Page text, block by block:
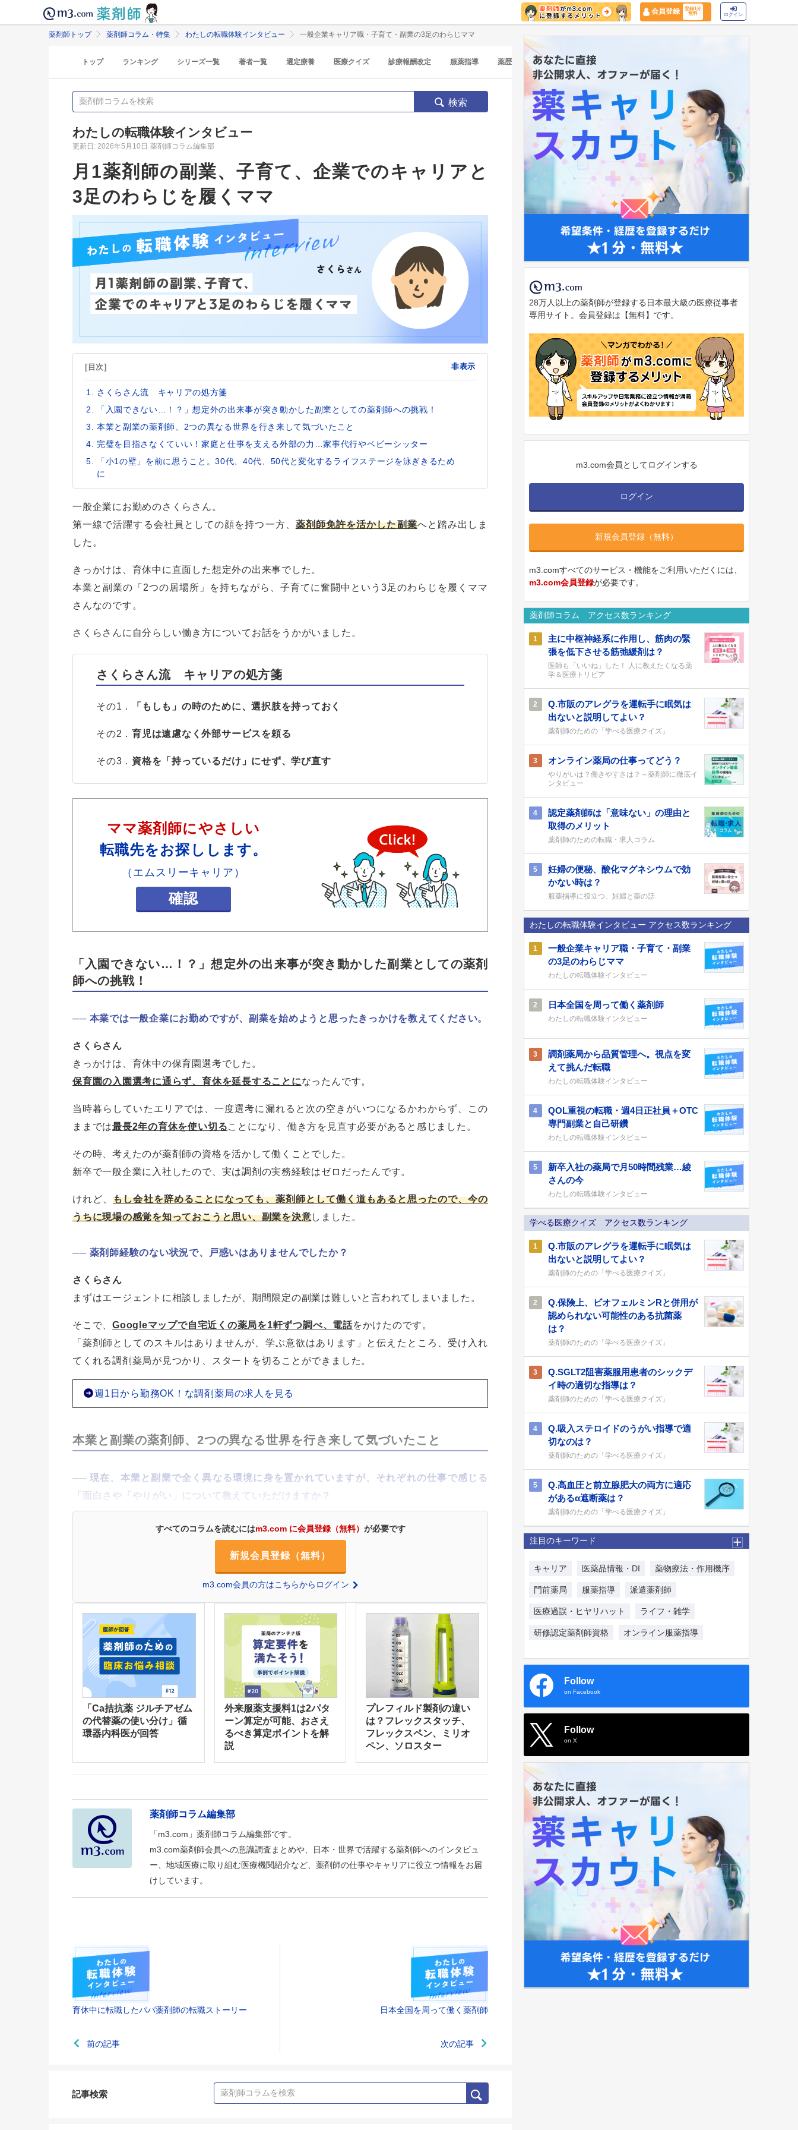
会員登録
登録1分
無料
ログイン
薬剤師トップ 薬剤師コラム・特集 わたしの転職体験インタビュー 一般企業キャリア職・子育て・副業の3足のわらじママ
トップ ランキング シリーズ一覧 著者一覧 選定療養 医療クイズ 診療報酬改定 服薬指導 薬歴 マイナ保険証
検索
わたしの転職体験インタビュー
更新日: 2026年5月10日 薬剤師コラム編集部
月1薬剤師の副業、子育て、企業でのキャリアと
3足のわらじを履くママ
[目次] 非表示
さくらさん流 キャリアの処方箋
「入園できない…！？」想定外の出来事が突き動かした副業としての薬剤師への挑戦！
本業と副業の薬剤師、2つの異なる世界を行き来して気づいたこと
完璧を目指さなくていい！家庭と仕事を支える外部の力…家事代行やベビーシッター
「小1の壁」を前に思うこと。30代、40代、50代と変化するライフステージを泳ぎきるため
に
一般企業にお勤めのさくらさん。
第一線で活躍する会社員としての顔を持つ一方、 薬剤師免許を活かした副業へと踏み出しま
した。
きっかけは、育休中に直面した想定外の出来事でした。
本業と副業の「2つの居場所」を持ちながら、子育てに奮闘中という3足のわらじを履くママ
さんなのです。
さくらさんに自分らしい働き方についてお話をうかがいました。
さくらさん流 キャリアの処方箋
その1． 「もしも」の時のために、選択肢を持っておく
その2．育児は遠慮なく外部サービスを頼る
その3． 資格を「持っているだけ」にせず、学び直す
ママ薬剤師にやさしい
転職先をお探しします。
（エムスリーキャリア）
確認
「入園できない…！？」想定外の出来事が突き動かした副業としての薬剤
師への挑戦！
本業では一般企業にお勤めですが、副業を始めようと思ったきっかけを教えてください。
さくらさん
きっかけは、育休中の保育園選考でした。
保育園の入園選考に通らず、育休を延長することになったんです。
当時暮らしていたエリアでは、一度選考に漏れると次の空きがいつになるかわからず、この
ままでは最長2年の育休を使い切ることになり、働き方を見直す必要があると感じました。
その時、考えたのが薬剤師の資格を活かして働くことでした。
新卒で一般企業に入社したので、実は調剤の実務経験はゼロだったんです。
けれど、もし会社を辞めることになっても、薬剤師として働く道もあると思ったので、今の
うちに現場の感覚を知っておこうと思い、副業を決意しました。
薬剤師経験のない状況で、戸惑いはありませんでしたか？
さくらさん
まずはエージェントに相談しましたが、期間限定の副業は難しいと言われてしまいました。
そこで、Googleマップで自宅近くの薬局を1軒ずつ調べ、電話をかけたのです。
「薬剤師としてのスキルはありませんが、学ぶ意欲はあります」と伝えたところ、受け入れ
てくれる調剤薬局が見つかり、スタートを切ることができました。
週1日から勤務OK！な調剤薬局の求人を見る
本業と副業の薬剤師、2つの異なる世界を行き来して気づいたこと
現在、本業と副業で全く異なる環境に身を置かれていますが、それぞれの仕事で感じる
「面白さや「やりがい」について教えていただけますか？
すべてのコラムを読むにはm3.com に会員登録（無料） が必要です
新規会員登録（無料）
m3.com会員の方はこちらからログイン
「Ca拮抗薬 ジルチアゼム
の代替薬の使い分け」循
環器内科医が回答
外来服薬支援料1は2パタ
ーン算定が可能、おさえ
るべき算定ポイントを解
説
プレフィルド製剤の違い
は？フレックスタッチ、
フレックスペン、ミリオ
ペン、ソロスター
薬剤師コラム編集部
「m3.com」薬剤師コラム編集部です。
m3.com薬剤師会員への意識調査まとめや、日本・世界で活躍する薬剤師へのインタビュ
ー、地域医療に取り組む医療機関紹介など、薬剤師の仕事やキャリアに役立つ情報をお届
けしています。
育休中に転職したパパ薬剤師の転職ストーリー
前の記事
日本全国を周って働く薬剤師
次の記事
記事検索
28万人以上の薬剤師が登録する日本最大級の医療従事者
専用サイト。会員登録は【無料】です。
m3.com会員としてログインする
ログイン
新規会員登録（無料）
m3.comすべてのサービス・機能をご利用いただくには、
m3.com会員登録が必要です。
薬剤師コラム アクセス数ランキング
1
主に中枢神経系に作用し、筋肉の緊
張を低下させる筋弛緩剤は？
医師も「いいね」した！ 人に教えたくなる薬
学＆医療トリビア
2
Q.市販のアレグラを運転手に眠気は
出ないと説明してよい？
薬剤師のための「学べる医療クイズ」
3 オンライン薬局の仕事ってどう？
やりがいは？働きやすさは？～薬剤師に徹底イ
ンタビュー
4
認定薬剤師は「意味ない」の理由と
取得のメリット
薬剤師のための転職・求人コラム
5
妊婦の便秘、酸化マグネシウムで効
かない時は？
服薬指導に役立つ、妊婦と薬の話
わたしの転職体験インタビュー アクセス数ランキング
1
一般企業キャリア職・子育て・副業
の3足のわらじママ
わたしの転職体験インタビュー
2 日本全国を周って働く薬剤師
わたしの転職体験インタビュー
3
調剤薬局から品質管理へ。視点を変
えて挑んだ転職
わたしの転職体験インタビュー
4
QOL重視の転職・週4日正社員＋OTC
専門副業と自己研鑽
わたしの転職体験インタビュー
5
新卒入社の薬局で月50時間残業…綾
さんの今
わたしの転職体験インタビュー
学べる医療クイズ アクセス数ランキング
1
Q.市販のアレグラを運転手に眠気は
出ないと説明してよい？
薬剤師のための「学べる医療クイズ」
2
Q.保険上、ビオフェルミンRと併用が
認められない可能性のある抗菌薬
は？
薬剤師のための「学べる医療クイズ」
3
Q.SGLT2阻害薬服用患者のシックデ
イ時の適切な指導は？
薬剤師のための「学べる医療クイズ」
4
Q.吸入ステロイドのうがい指導で適
切なのは？
薬剤師のための「学べる医療クイズ」
5
Q.高血圧と前立腺肥大の両方に適応
があるα遮断薬は？
薬剤師のための「学べる医療クイズ」
注目のキーワード
キャリア 医薬品情報・DI 薬物療法・作用機序
門前薬局 服薬指導 派遣薬剤師
医療過誤・ヒヤリハット ライフ・雑学
研修認定薬剤師資格 オンライン服薬指導
Follow
on Facebook
Follow
on X